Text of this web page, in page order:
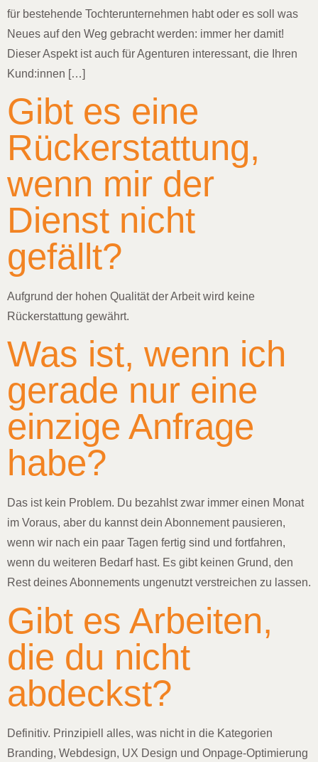
für bestehende Tochterunternehmen habt oder es soll was
Neues auf den Weg gebracht werden: immer her damit!
Dieser Aspekt ist auch für Agenturen interessant, die Ihren
Kund:innen […]
Gibt es eine
Rückerstattung,
wenn mir der
Dienst nicht
gefällt?
Aufgrund der hohen Qualität der Arbeit wird keine
Rückerstattung gewährt.
Was ist, wenn ich
gerade nur eine
einzige Anfrage
habe?
Das ist kein Problem. Du bezahlst zwar immer einen Monat
im Voraus, aber du kannst dein Abonnement pausieren,
wenn wir nach ein paar Tagen fertig sind und fortfahren,
wenn du weiteren Bedarf hast. Es gibt keinen Grund, den
Rest deines Abonnements ungenutzt verstreichen zu lassen.
Gibt es Arbeiten,
die du nicht
abdeckst?
Definitiv. Prinzipiell alles, was nicht in die Kategorien
Branding, Webdesign, UX Design und Onpage-Optimierung